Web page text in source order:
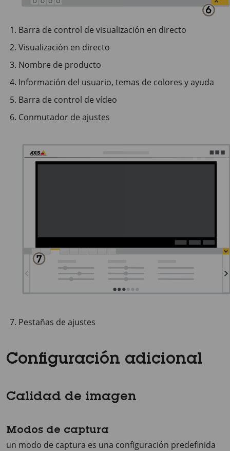
Barra de control de visualización en directo
Visualización en directo
Nombre de producto
Información del usuario, temas de colores y ayuda
Barra de control de vídeo
Conmutador de ajustes
Pestañas de ajustes
Configuración adicional
Calidad de imagen
Modos de captura
un modo de captura es una configuración predefinida